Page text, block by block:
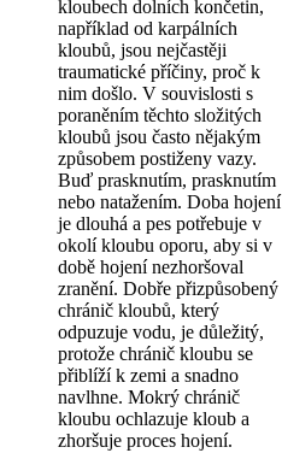
kloubech dolních končetin,
například od karpálních
kloubů, jsou nejčastěji
traumatické příčiny, proč k
nim došlo. V souvislosti s
poraněním těchto složitých
kloubů jsou často nějakým
způsobem postiženy vazy.
Buď prasknutím, prasknutím
nebo natažením. Doba hojení
je dlouhá a pes potřebuje v
okolí kloubu oporu, aby si v
době hojení nezhoršoval
zranění. Dobře přizpůsobený
chránič kloubů, který
odpuzuje vodu, je důležitý,
protože chránič kloubu se
přiblíží k zemi a snadno
navlhne. Mokrý chránič
kloubu ochlazuje kloub a
zhoršuje proces hojení.